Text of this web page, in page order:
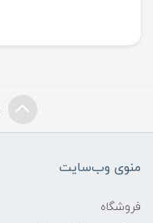
منوی وب‌سایت
فروشگاه